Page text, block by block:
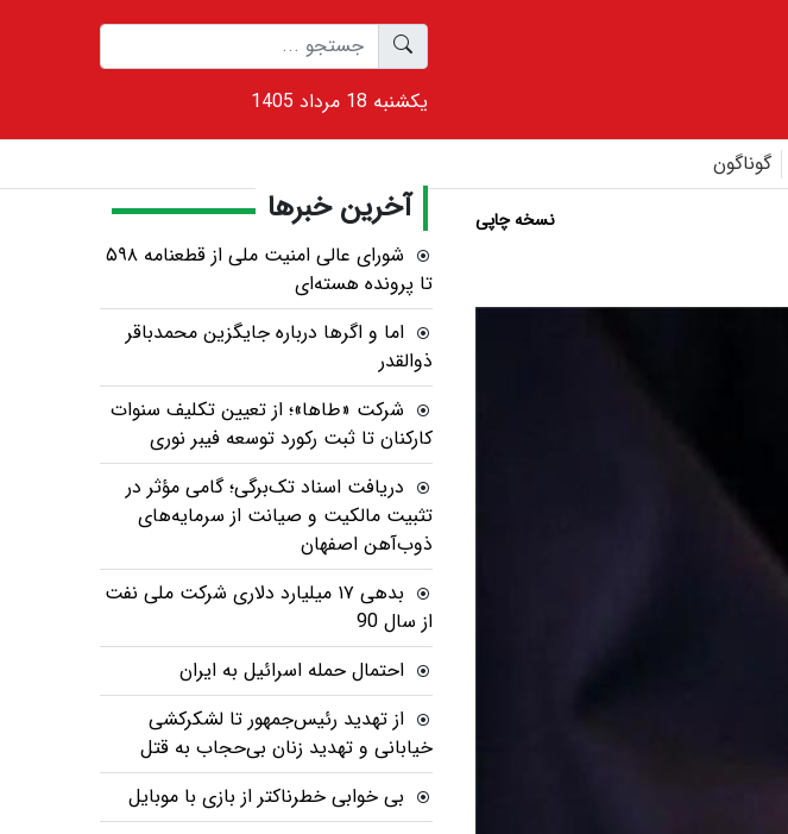
1405 يکشنبه 18 مرداد
گوناگون
نسخه چاپی آخرین خبرها
شورای عالی امنیت ملی از قطعنامه ۵۹۸
تا پرونده هسته‌ای
اما و اگرها درباره جایگزین محمدباقر
ذوالقدر
شرکت «طاها»؛ از تعیین تکلیف سنوات
کارکنان تا ثبت رکورد توسعه فیبر نوری
دریافت اسناد تک‌برگی؛ گامی مؤثر در
تثبیت مالکیت و صیانت از سرمایه‌های
ذوب‌آهن اصفهان
بدهی ١٧ میلیارد دلاری شرکت ملی نفت
از سال 90
احتمال حمله اسرائیل به ایران
از تهدید رئیس‌جمهور تا لشکرکشی
خیابانی و تهدید زنان بی‌حجاب به قتل
بی خوابی خطرناکتر از بازی با موبایل